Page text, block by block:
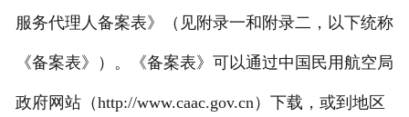
服务代理人备案表》（见附录一和附录二，以下统称
《备案表》）。《备案表》可以通过中国民用航空局
政府网站（http://www.caac.gov.cn）下载，或到地区